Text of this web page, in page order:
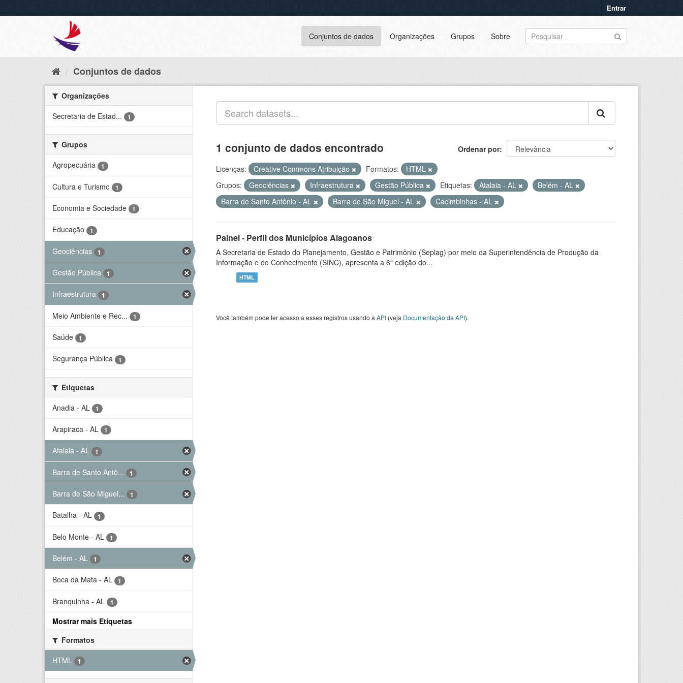
Entrar
Conjuntos de dados Organizações Grupos Sobre
Conjuntos de dados
Organizações
Secretaria de Estad...
1
Grupos
Agropecuária
1
Cultura e Turismo 1
Economia e Sociedade 1
Educação 1
Geociências 1
Gestão Pública 1
Infraestrutura 1
Meio Ambiente e Rec... 1
Saúde 1
Segurança Pública 1
Etiquetas
Anadia - AL
1
Arapiraca - AL 1
Atalaia - AL 1
Barra de Santo Antô... 1
Barra de São Miguel... 1
Batalha - AL 1
Belo Monte - AL 1
Belém - AL 1
Boca da Mata - AL 1
Branquinha - AL 1
Mostrar mais Etiquetas
Formatos
HTML
1
Ordenar por
1 conjunto de dados encontrado
Licenças: Creative Commons Atribuição Formatos:
HTML
Grupos:
Geociências Infraestrutura Gestão Pública Etiquetas: Atalaia - AL
Belém - AL
Barra de Santo Antônio - AL
Barra de São Miguel - AL Cacimbinhas - AL
Painel - Perfil dos Municípios Alagoanos
A Secretaria de Estado do Planejamento, Gestão e Patrimônio (Seplag) por meio da Superintendência de Produção da
Informação e do Conhecimento (SINC), apresenta a 6ª edição do...
HTML
Você também pode ter acesso a esses registros usando a API (veja Documentação da API).